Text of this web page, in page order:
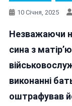
10 Січня, 2025
Незважаючи
сина з
виконанні
оштрафував